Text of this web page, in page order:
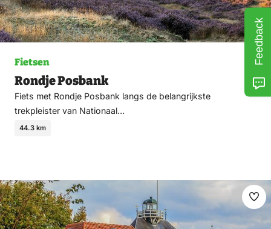
Fietsen
Rondje Posbank
Fiets met Rondje Posbank langs de belangrijkste
trekpleister van Nationaal…
44.3 km
Feedback